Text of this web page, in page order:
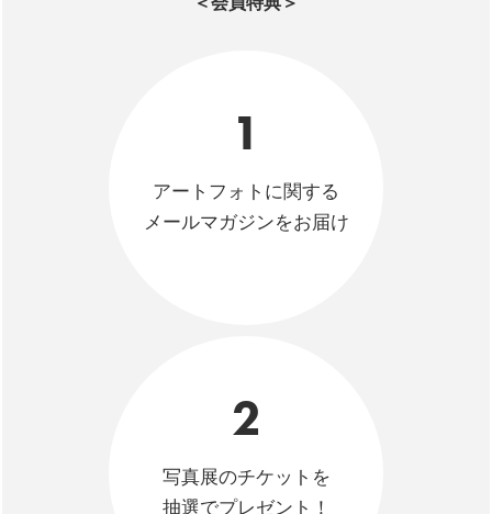
1
アートフォトに関する
メールマガジンをお届け
2
写真展のチケットを
抽選でプレゼント！